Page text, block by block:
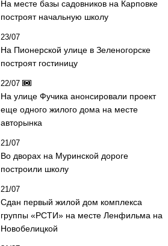
На месте базы садовников на Карповке
построят начальную школу
23/07
На Пионерской улице в Зеленогорске
построят гостиницу
22/07
На улице Фучика анонсировали проект
еще одного жилого дома на месте
авторынка
21/07
Во дворах на Муринской дороге
построили школу
21/07
Сдан первый жилой дом комплекса
группы «РСТИ» на месте Ленфильма на
Новобелицкой